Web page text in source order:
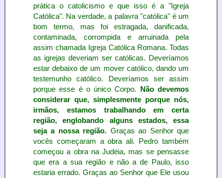
prática o catolicismo e que isso é a "Igreja
Católica". Na verdade, a palavra "católica" é um
bom termo, mas foi estragada, danificada,
contaminada, corrompida e arruinada pela
assim chamada Igreja Católica Romana. Todas
as igrejas deveriam ser católicas. Deveríamos
estar debaixo de um mover católico, dando um
testemunho católico. Deveríamos ser assim
porque esse é o único Corpo.
Não devemos
considerar que, simplesmente porque nós,
irmãos, estamos trabalhando em certa
região, englobando alguns estados, essa
seja a nossa região. Graças ao Senhor que
vocês começaram a obra ali. Pedro também
começou a obra na Judéia, mas se pensasse
que era a sua região e não a de Paulo, isso
estaria errado. Graças ao Senhor que Ele usou